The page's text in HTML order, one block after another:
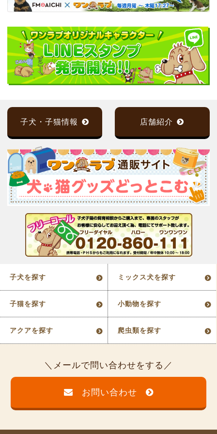
子犬・子猫情報 店舗紹介
子犬を探す ミックス犬を探す
子猫を探す 小動物を探す
アクアを探す 爬虫類を探す
メールで問い合わせをする
お問い合わせ